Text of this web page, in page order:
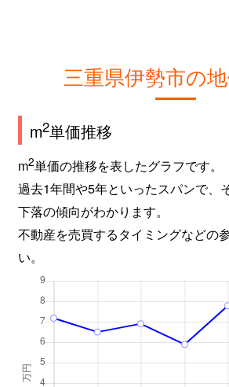
三重県伊勢市の
m2単価推移
m2単価の推移を表したグラフです。
過去1年間や5年といったスパンで、
下落の傾向がわかります。
不動産を売買するタイミングなどの
い。